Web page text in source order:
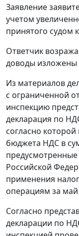
Заявление
учетом
принятого судом
Ответчик
доводы изложены
Из материалов
с ограниченной
инспекцию
декларация по
согласно
бюджета НДС в
предусмотренные
Российской
применения
операциям за май
Согласно
декларации по